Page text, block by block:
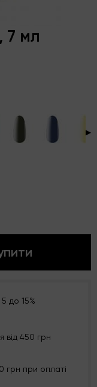
7 мл
▶
до 15%
від 450 грн
грн при оплаті